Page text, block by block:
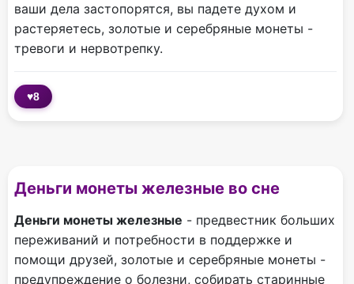
ваши дела застопорятся, вы падете духом и
растеряетесь, золотые и серебряные монеты -
тревоги и нервотрепку.
♥8
Деньги монеты железные во сне
Деньги монеты железные - предвестник больших
переживаний и потребности в поддержке и
помощи друзей, золотые и серебряные монеты -
предупреждение о болезни, собирать старинные